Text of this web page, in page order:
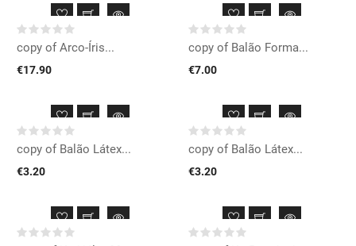
copy of Arco-Íris...
€17.90
copy of Balão Forma...
€7.00
copy of Balão Látex...
€3.20
copy of Balão Látex...
€3.20